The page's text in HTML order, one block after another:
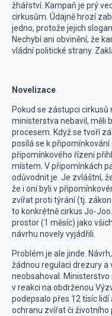
žhářství. Kampaň je prý
cirkusům. Údajně hrozí
jedno, protože jejich
Nechybí ani obvinění, že
vládní politické strany.
Novelizace
Pokud se zástupci cirkusů
ministerstva nebavil, měli
procesem. Když se tvoří
posílá se k
připomínkového řízení
místem. V připomínkách
odůvodnit je. Je zvláštní,
že i oni byli v
zvířat proti týrání (tj.
to konkrétně cirkus Jo-
prostor (1 měsíc) jako
návrhu novely vyjádřili.
Problém je ale jinde.
žádnou regulaci drezury a
neobsahoval.
v reakci na obdrženou
podepsalo přes 12 tisíc
ochranu zvířat či životního